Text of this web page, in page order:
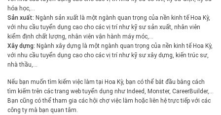
hóa học,…
Sản xuất: Ngành sản xuất là một ngành quan trọng của nền kinh tế Hoa Kỳ,
với nhu cầu tuyển dụng cao cho các vị trí như kỹ sư sản xuất, nhân viên
kiểm định chất lượng, nhân viên vận hành máy móc,…
Xây dựng: Ngành xây dựng là một ngành quan trọng của nền kinh tế Hoa Kỳ,
với nhu cầu tuyển dụng cao cho các vị trí như kỹ sư xây dựng, kiến trúc sư,
nhà thầu,…
Nếu bạn muốn tìm kiếm việc làm tại Hoa Kỳ, bạn có thể bắt đầu bằng cách
tìm kiếm trên các trang web tuyển dụng như Indeed, Monster, CareerBuilder,…
Bạn cũng có thể tham gia các hội chợ việc làm hoặc liên hệ trực tiếp với các
công ty mà bạn quan tâm.